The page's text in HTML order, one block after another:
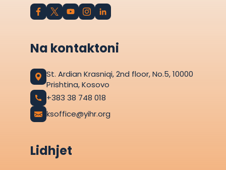
Na kontaktoni
St. Ardian Krasniqi, 2nd floor, No.5, 10000
Prishtina, Kosovo
+383 38 748 018
ksoffice@yihr.org
Lidhjet